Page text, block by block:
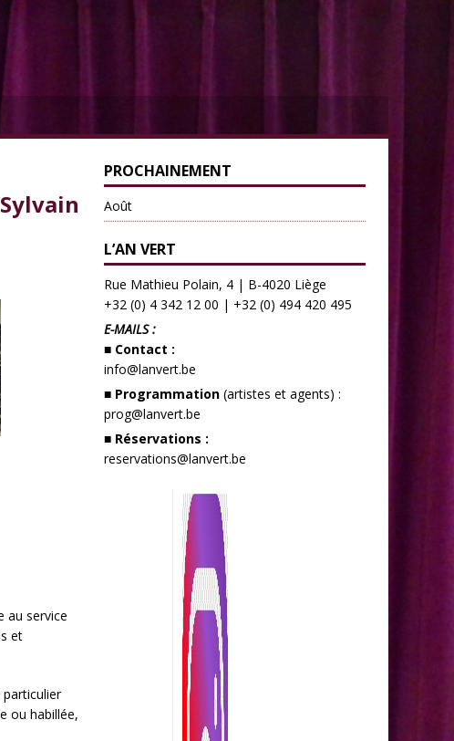
au service
et
particulier
ou habillée,
PROCHAINEMENT
Août
L’AN VERT
Rue Mathieu Polain, 4 | B-4020 Liège
+32 (0) 4 342 12 00 | +32 (0) 494 420 495
E-MAILS :
■ Contact :
info@lanvert.be
■ Programmation(artistes et agents) :
prog@lanvert.be
■ Réservations :
reservations@lanvert.be